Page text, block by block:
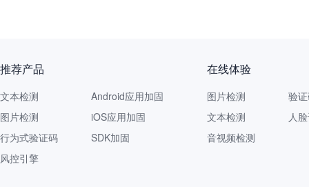
推荐产品
文本检测
图片检测
行为式验证码
风控引擎
Android应用加固
iOS应用加固
SDK加固
在线体验
图片检测
文本检测
音视频检测
验
人